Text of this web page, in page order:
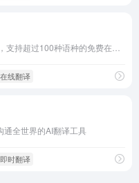
线翻译
全世界的AI翻译工具
时翻译